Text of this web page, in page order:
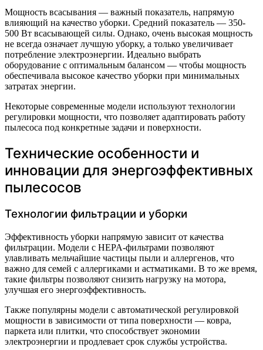
Мощность всасывания — важный показатель, напрямую
влияющий на качество уборки. Средний показатель — 350-
500 Вт всасывающей силы. Однако, очень высокая мощность
не всегда означает лучшую уборку, а только увеличивает
потребление электроэнергии. Идеально выбрать
оборудование с оптимальным балансом — чтобы мощность
обеспечивала высокое качество уборки при минимальных
затратах энергии.
Некоторые современные модели используют технологии
регулировки мощности, что позволяет адаптировать работу
пылесоса под конкретные задачи и поверхности.
Технические особенности и
инновации для энергоэффективных
пылесосов
Технологии фильтрации и уборки
Эффективность уборки напрямую зависит от качества
фильтрации. Модели с HEPA-фильтрами позволяют
улавливать мельчайшие частицы пыли и аллергенов, что
важно для семей с аллергиками и астматиками. В то же время,
такие фильтры позволяют снизить нагрузку на мотора,
улучшая его энергоэффективность.
Также популярны модели с автоматической регулировкой
мощности в зависимости от типа поверхности — ковра,
паркета или плитки, что способствует экономии
электроэнергии и продлевает срок службы устройства.